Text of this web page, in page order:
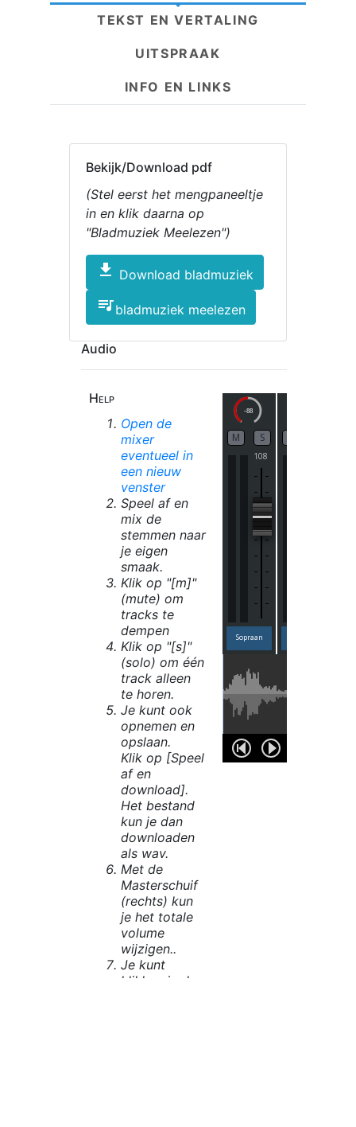
TEKST EN VERTALING
UITSPRAAK
INFO EN LINKS
Bekijk/Download pdf
(Stel eerst het mengpaneeltje
in en klik daarna op
"Bladmuziek Meelezen")
file_download Download bladmuziek
queue_musicbladmuziek meelezen